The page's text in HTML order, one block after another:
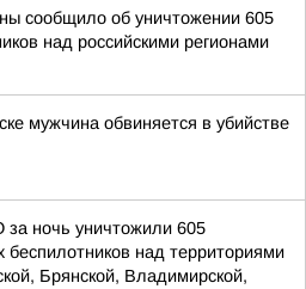
сообщило об уничтожении 605
над российскими регионами
мужчина обвиняется в убийстве
ночь уничтожили 605
беспилотников над территориями
Брянской, Владимирской,